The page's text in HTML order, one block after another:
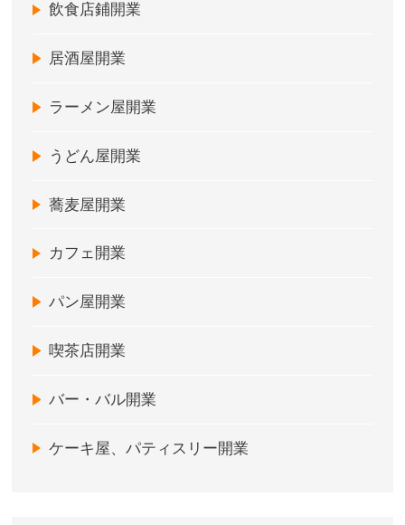
飲食店鋪開業
居酒屋開業
ラーメン屋開業
うどん屋開業
蕎麦屋開業
カフェ開業
パン屋開業
喫茶店開業
バー・バル開業
ケーキ屋、パティスリー開業